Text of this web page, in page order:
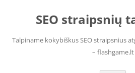
contentSEO straipsnių
Talpiname kokybiškus SEO straipsnius
– flashgame.lt